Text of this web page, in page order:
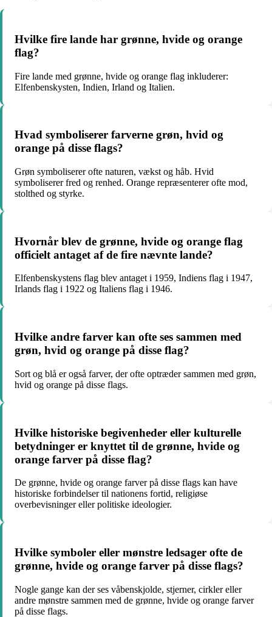
Hvilke fire lande har grønne, hvide og orange
flag?
Fire lande med grønne, hvide og orange flag inkluderer:
Elfenbenskysten, Indien, Irland og Italien.
Hvad symboliserer farverne grøn, hvid og
orange på disse flags?
Grøn symboliserer ofte naturen, vækst og håb. Hvid
symboliserer fred og renhed. Orange repræsenterer ofte mod,
stolthed og styrke.
Hvornår blev de grønne, hvide og orange flag
officielt antaget af de fire nævnte lande?
Elfenbenskystens flag blev antaget i 1959, Indiens flag i 1947,
Irlands flag i 1922 og Italiens flag i 1946.
Hvilke andre farver kan ofte ses sammen med
grøn, hvid og orange på disse flag?
Sort og blå er også farver, der ofte optræder sammen med grøn,
hvid og orange på disse flags.
Hvilke historiske begivenheder eller kulturelle
betydninger er knyttet til de grønne, hvide og
orange farver på disse flag?
De grønne, hvide og orange farver på disse flags kan have
historiske forbindelser til nationens fortid, religiøse
overbevisninger eller politiske ideologier.
Hvilke symboler eller mønstre ledsager ofte de
grønne, hvide og orange farver på disse flags?
Nogle gange kan der ses våbenskjolde, stjerner, cirkler eller
andre mønstre sammen med de grønne, hvide og orange farver
på disse flags.